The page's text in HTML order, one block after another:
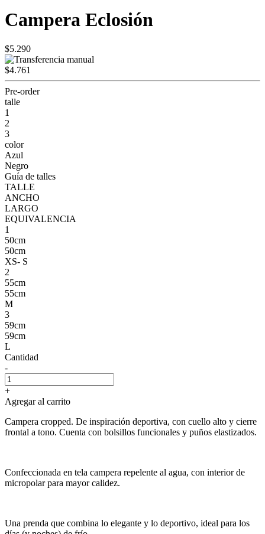
Campera Eclosión
$5.290
$4.761
Pre-order
talle
1
2
3
color
Azul
Negro
Guía de talles
TALLE
ANCHO
LARGO
EQUIVALENCIA
1
50cm
50cm
XS- S
2
55cm
55cm
M
3
59cm
59cm
L
Cantidad
-
+
Agregar al carrito
Campera cropped. De inspiración deportiva, con cuello alto y cierre
frontal a tono. Cuenta con bolsillos funcionales y puños elastizados.
Confeccionada en tela campera repelente al agua, con interior de
micropolar para mayor calidez.
Una prenda que combina lo elegante y lo deportivo, ideal para los